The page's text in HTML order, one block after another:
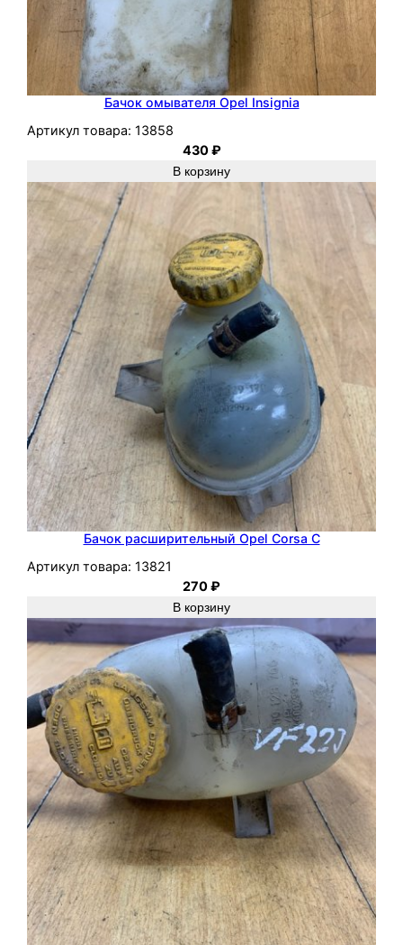
Бачок омывателя Opel Insignia
Артикул товара: 13858
430₽
В корзину
Бачок расширительный Opel Corsa C
Артикул товара: 13821
270₽
В корзину